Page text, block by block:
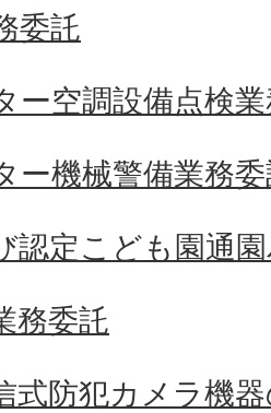
委託
ー空調設備点検
ー機械警備業務
認定こども園通
務委託
式防犯カメラ機